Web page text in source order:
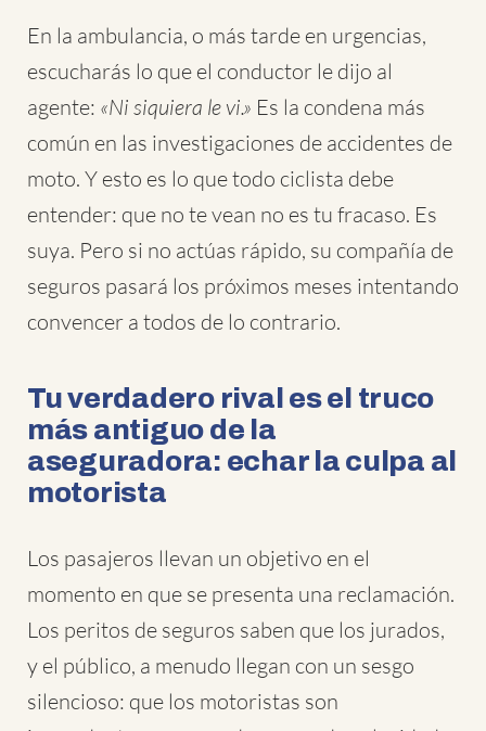
En la ambulancia, o más tarde en urgencias,
escucharás lo que el conductor le dijo al
agente: «Ni siquiera le vi.» Es la condena más
común en las investigaciones de accidentes de
moto. Y esto es lo que todo ciclista debe
entender: que no te vean no es tu fracaso. Es
suya. Pero si no actúas rápido, su compañía de
seguros pasará los próximos meses intentando
convencer a todos de lo contrario.
Tu verdadero rival es el truco
más antiguo de la
aseguradora: echar la culpa al
motorista
Los pasajeros llevan un objetivo en el
momento en que se presenta una reclamación.
Los peritos de seguros saben que los jurados,
y el público, a menudo llegan con un sesgo
silencioso: que los motoristas son